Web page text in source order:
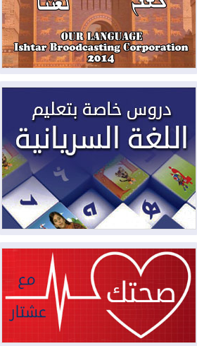
2026-08-05
15كارثة بيئية ومناخية ترسم
ملامح أخطر التحديات التي تواجه العراق
اليوم
2026-08-05
حرائق فرنسا.. توقيف 402
شخص بينهم 156 قاصرا منذ بداية موسم
2026-08-04سومو: إنتاج النفط في إقليم
كوردستان انخفض إلى أقل من 10%
2026-08-04ملفات حقبة الكاظمي تعود إلى
الواجهة.. أنباء عن مراجعات قضائية
وتحقيقات أوسع في قضايا فساد
2026-08-04بيترو يشكو تزوير الانتخابات
الرئاسية ويحذر من "حرب أهلية" في
كولومبيا
2026-08-03
رئيس إقليم كوردستان في
دمشق في زيارة رسمية